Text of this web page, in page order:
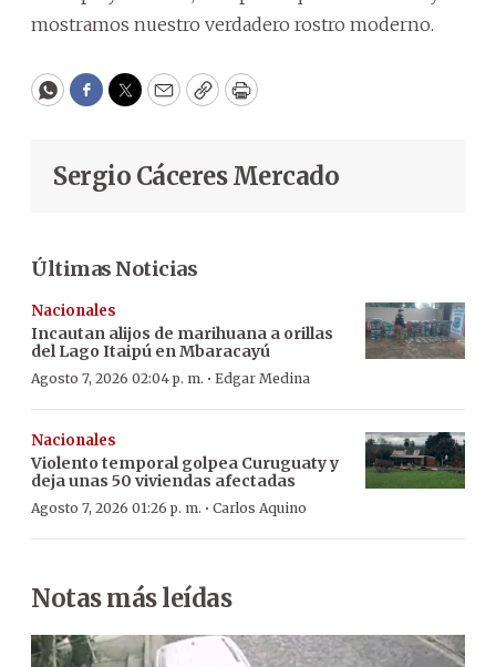
mostramos nuestro verdadero rostro moderno.
WhatsApp
Facebook
Twitter
EmailCopyPrint
Sergio Cáceres Mercado
Últimas Noticias
Nacionales
Incautan alijos de marihuana a orillas
del Lago Itaipú en Mbaracayú
Agosto 7, 2026 02:04 p. m. · Edgar Medina
Nacionales
Violento temporal golpea Curuguaty y
deja unas 50 viviendas afectadas
Agosto 7, 2026 01:26 p. m. · Carlos Aquino
Notas más leídas